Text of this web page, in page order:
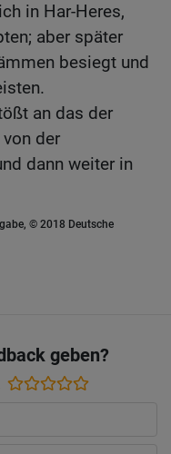
in Har-Heres,
aber später
besiegt und
an das der
der
dann weiter in
© 2018 Deutsche
geben?